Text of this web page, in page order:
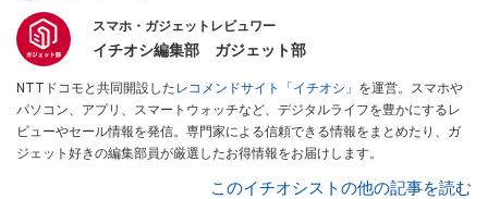
スマホ・ガジェットレビュワー
イチオシ編集部 ガジェット部
NTTドコモと共同開設したレコメンドサイト「イチオシ」 を運営。スマホや
パソコン、アプリ、スマートウォッチなど、デジタルライフを豊かにするレ
ビューやセール情報を発信。専門家による信頼できる情報をまとめたり、ガ
ジェット好きの編集部員が厳選したお得情報をお届けします。
このイチオシストの他の記事を読む